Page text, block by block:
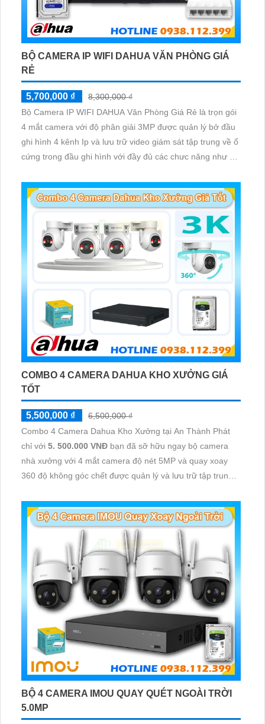
BỘ CAMERA IP WIFI DAHUA VĂN PHÒNG GIÁ
RẺ
5,700,000 ₫
8,300,000 ₫
Bộ Camera IP WIFI DAHUA Văn Phòng Giá Rẻ là trọn gói
4 mắt camera với độ phân giải 3MP được quản lý bở đầu
ghi hình 4 kênh Ip và lưu trữ video giám sát tập trung về ổ
cứng trong đầu ghi hình với đầy đủ các chưc năng như AI
giám sát có màu vào ban đêm
COMBO 4 CAMERA DAHUA KHO XƯỞNG GIÁ
TỐT
5,500,000 ₫
6,500,000 ₫
Combo 4 Camera Dahua Kho Xưởng tại An Thành Phát
chỉ với 5. 500.000 VNĐ bạn đã sỡ hữu ngay bộ camera
nhà xưởng với 4 mắt camera độ nét 5MP và quay xoay
360 độ không góc chết được quản lý và lưu trữ tập trung
BỘ 4 CAMERA IMOU QUAY QUÉT NGOÀI TRỜI
5.0MP